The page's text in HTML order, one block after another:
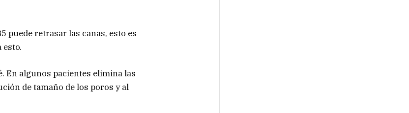
puede retrasar las canas, esto es
esto.
En algunos pacientes elimina las
de tamaño de los poros y al